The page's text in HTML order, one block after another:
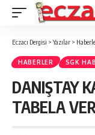
Eczacı Dergisi >Yazılar >
HABERLER SGK
DANIŞTAY
TABELA